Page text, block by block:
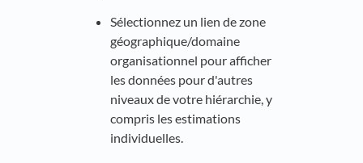
Sélectionnez un lien de zone
géographique/domaine
organisationnel pour afficher
les données pour d'autres
niveaux de votre hiérarchie, y
compris les estimations
individuelles.